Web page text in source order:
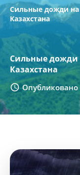
Сильные дожди на
Казахстана
Сильные дожди
Казахстана
Опубликовано